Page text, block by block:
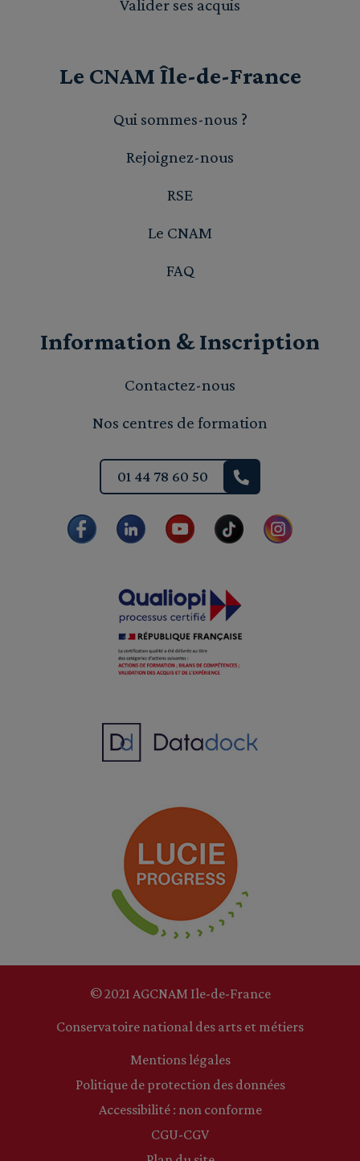
Valider ses acquis
Le CNAM Île-de-France
Qui sommes-nous ?
Rejoignez-nous
RSE
Le CNAM
FAQ
Information & Inscription
Contactez-nous
Nos centres de formation
01 44 78 60 50
© 2021 AGCNAM Ile-de-France
Conservatoire national des arts et métiers
Mentions légales
Politique de protection des données
Accessibilité : non conforme
CGU-CGV